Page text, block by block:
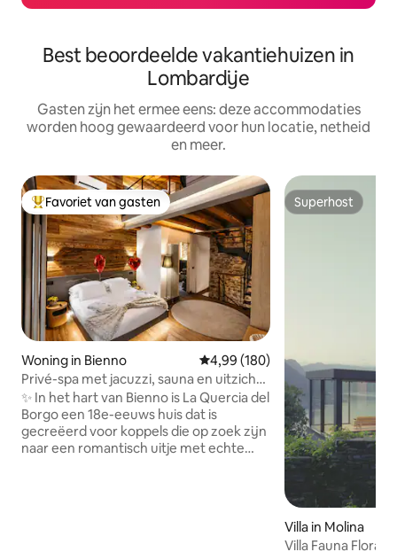
Best beoordeelde vakantiehuizen in
Lombardije
Gasten zijn het ermee eens: deze accommodaties
worden hoog gewaardeerd voor hun locatie, netheid
en meer.
Topfavoriet van gasten
Favoriet van gasten
Woning in Bienno Gemiddelde beoordeling van
4,99 (180)
Privé-spa met jacuzzi, sauna en uitzicht
op de Alpen Luxury Home
✨ In het hart van Bienno is La Quercia del
Borgo een 18e-eeuws huis dat is
gecreëerd voor koppels die op zoek zijn
naar een romantisch uitje met echte
Superhost
Superhost
Villa in Molina
Villa Fauna Flora